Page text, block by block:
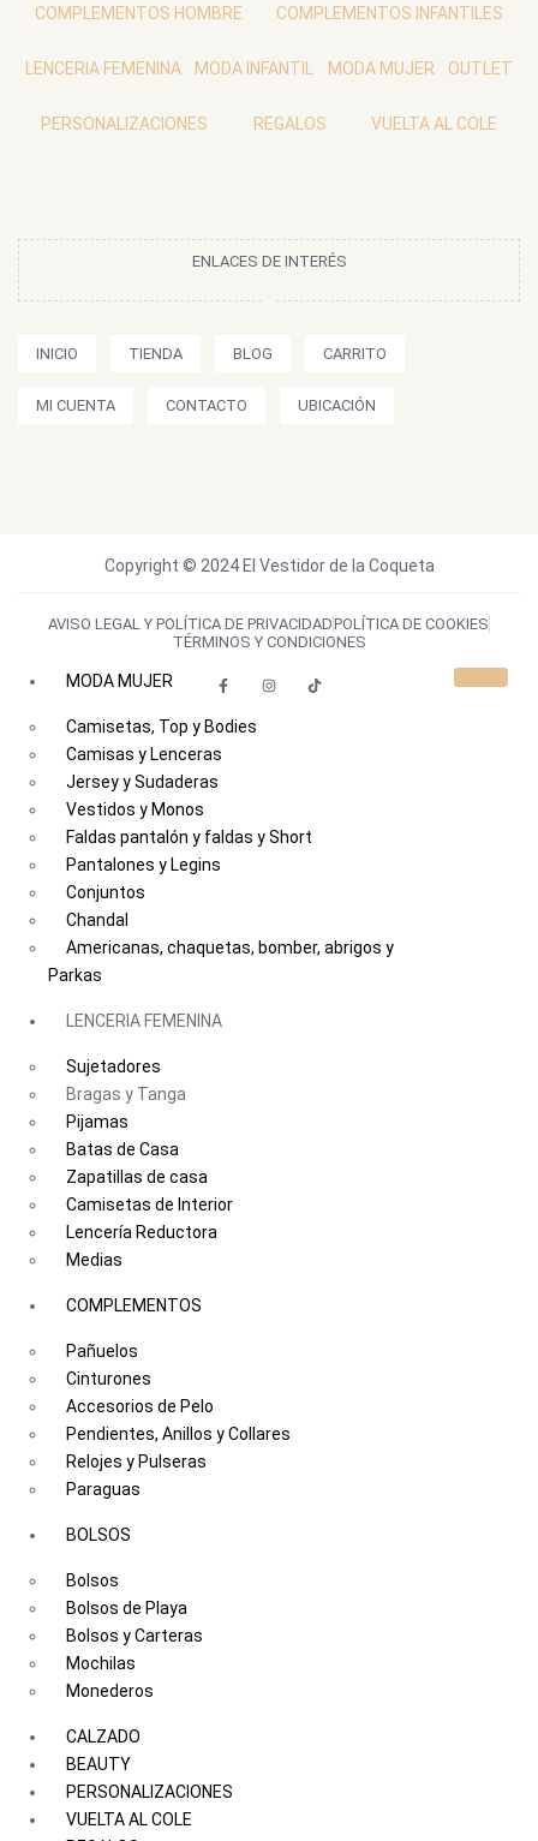
COMPLEMENTOS HOMBRE COMPLEMENTOS INFANTILES
LENCERIA FEMENINA MODA INFANTIL MODA MUJER OUTLET
PERSONALIZACIONES REGALOS VUELTA AL COLE
ENLACES DE INTERÉS
INICIO TIENDA BLOG CARRITO
MI CUENTA CONTACTO UBICACIÓN
Copyright © 2024 El Vestidor de la Coqueta
AVISO LEGAL Y POLÍTICA DE PRIVACIDADPOLÍTICA DE COOKIES
TÉRMINOS Y CONDICIONES
MODA MUJER
Camisetas, Top y Bodies
Camisas y Lenceras
Jersey y Sudaderas
Vestidos y Monos
Faldas pantalón y faldas y Short
Pantalones y Legins
Conjuntos
Chandal
Americanas, chaquetas, bomber, abrigos y
Parkas
LENCERIA FEMENINA
Sujetadores
Bragas y Tanga
Pijamas
Batas de Casa
Zapatillas de casa
Camisetas de Interior
Lencería Reductora
Medias
COMPLEMENTOS
Pañuelos
Cinturones
Accesorios de Pelo
Pendientes, Anillos y Collares
Relojes y Pulseras
Paraguas
BOLSOS
Bolsos
Bolsos de Playa
Bolsos y Carteras
Mochilas
Monederos
CALZADO
BEAUTY
PERSONALIZACIONES
VUELTA AL COLE